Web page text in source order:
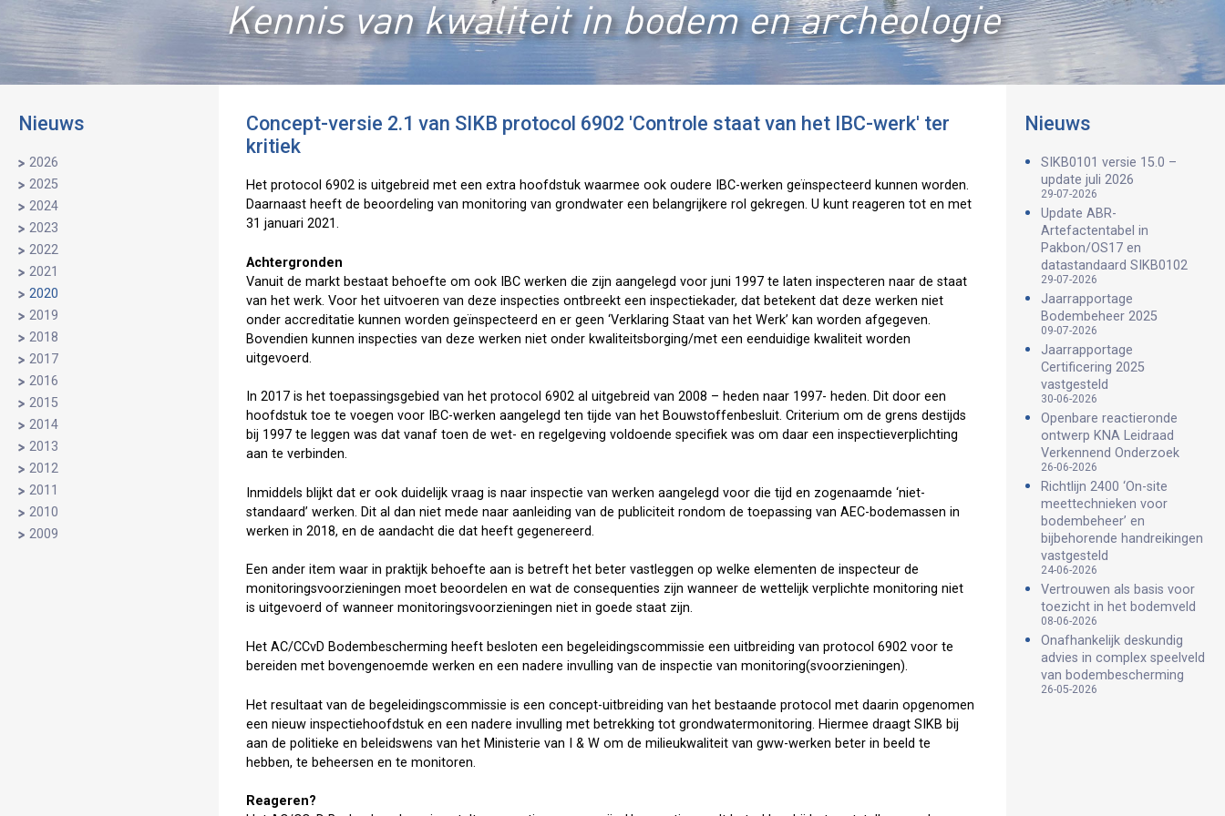
Kennis van kwaliteit in bodem en archeologie
Nieuws
2026
2025
2024
2023
2022
2021
2020
2019
2018
2017
2016
2015
2014
2013
2012
2011
2010
2009
Concept-versie 2.1 van SIKB protocol 6902 'Controle staat van het IBC-werk' ter
kritiek
Het protocol 6902 is uitgebreid met een extra hoofdstuk waarmee ook oudere IBC-werken geïnspecteerd kunnen worden.
Daarnaast heeft de beoordeling van monitoring van grondwater een belangrijkere rol gekregen. U kunt reageren tot en met
31 januari 2021.
Achtergronden
Vanuit de markt bestaat behoefte om ook IBC werken die zijn aangelegd voor juni 1997 te laten inspecteren naar de staat
van het werk. Voor het uitvoeren van deze inspecties ontbreekt een inspectiekader, dat betekent dat deze werken niet
onder accreditatie kunnen worden geïnspecteerd en er geen ‘Verklaring Staat van het Werk’ kan worden afgegeven.
Bovendien kunnen inspecties van deze werken niet onder kwaliteitsborging/met een eenduidige kwaliteit worden
uitgevoerd.
In 2017 is het toepassingsgebied van het protocol 6902 al uitgebreid van 2008 – heden naar 1997- heden. Dit door een
hoofdstuk toe te voegen voor IBC-werken aangelegd ten tijde van het Bouwstoffenbesluit. Criterium om de grens destijds
bij 1997 te leggen was dat vanaf toen de wet- en regelgeving voldoende specifiek was om daar een inspectieverplichting
aan te verbinden.
Inmiddels blijkt dat er ook duidelijk vraag is naar inspectie van werken aangelegd voor die tijd en zogenaamde ‘niet-
standaard’ werken. Dit al dan niet mede naar aanleiding van de publiciteit rondom de toepassing van AEC-bodemassen in
werken in 2018, en de aandacht die dat heeft gegenereerd.
Een ander item waar in praktijk behoefte aan is betreft het beter vastleggen op welke elementen de inspecteur de
monitoringsvoorzieningen moet beoordelen en wat de consequenties zijn wanneer de wettelijk verplichte monitoring niet
is uitgevoerd of wanneer monitoringsvoorzieningen niet in goede staat zijn.
Het AC/CCvD Bodembescherming heeft besloten een begeleidingscommissie een uitbreiding van protocol 6902 voor te
bereiden met bovengenoemde werken en een nadere invulling van de inspectie van monitoring(svoorzieningen).
Het resultaat van de begeleidingscommissie is een concept-uitbreiding van het bestaande protocol met daarin opgenomen
een nieuw inspectiehoofdstuk en een nadere invulling met betrekking tot grondwatermonitoring. Hiermee draagt SIKB bij
aan de politieke en beleidswens van het Ministerie van I & W om de milieukwaliteit van gww-werken beter in beeld te
hebben, te beheersen en te monitoren.
Reageren?
Nieuws
SIKB0101 versie 15.0 –
update juli 2026
29-07-2026
Update ABR-
Artefactentabel in
Pakbon/OS17 en
datastandaard SIKB0102
29-07-2026
Jaarrapportage
Bodembeheer 2025
09-07-2026
Jaarrapportage
Certificering 2025
vastgesteld
30-06-2026
Openbare reactieronde
ontwerp KNA Leidraad
Verkennend Onderzoek
26-06-2026
Richtlijn 2400 ‘On-site
meettechnieken voor
bodembeheer’ en
bijbehorende handreikingen
vastgesteld
24-06-2026
Vertrouwen als basis voor
toezicht in het bodemveld
08-06-2026
Onafhankelijk deskundig
advies in complex speelveld
van bodembescherming
26-05-2026